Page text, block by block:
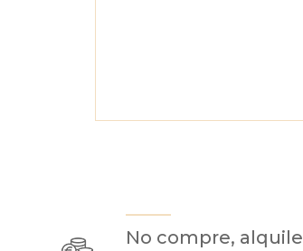
No compre, alquile